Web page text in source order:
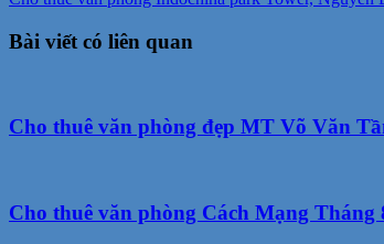
Bài viết có liên quan
Cho thuê văn phòng đẹp MT Võ Văn
Cho thuê văn phòng Cách Mạng